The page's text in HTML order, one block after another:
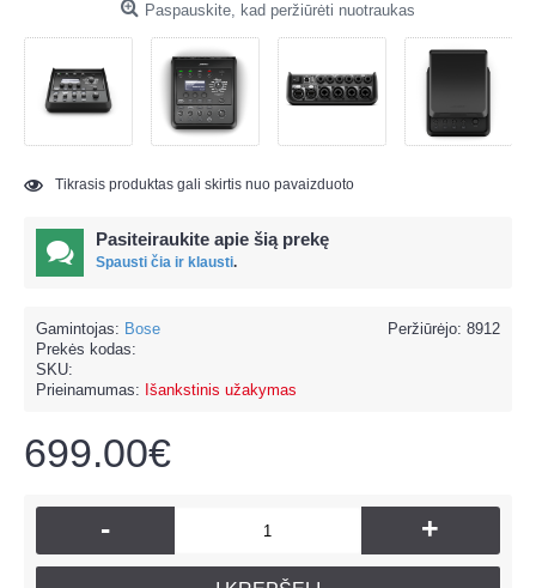
Paspauskite, kad peržiūrėti nuotraukas
Tikrasis produktas gali skirtis nuo pavaizduoto
Pasiteiraukite apie šią prekę
Spausti čia ir klausti.
Peržiūrėjo: 8912
Gamintojas: Bose
Prekės kodas:
SKU:
Prieinamumas: Išankstinis užakymas
699.00€
- +